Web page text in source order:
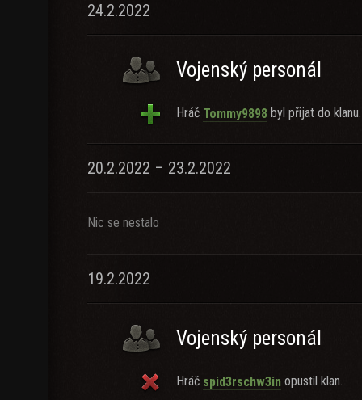
24.2.2022
Vojenský personál
Hráč Tommy9898 byl přijat do klanu.
20.2.2022 – 23.2.2022
Nic se nestalo
19.2.2022
Vojenský personál
Hráč spid3rschw3in opustil klan.